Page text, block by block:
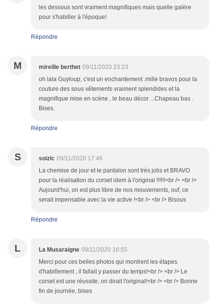
les dessous sont vraiment magnifiques mais quelle galère
pour s'habiller à l'époque!
Répondre
M mireille berthet 09/11/2020 23:23
oh lala Guyloup, c'est un enchantement .mille bravos pour la
couture des sous vêtements vraiment splendides et la
magnifique mise en scène , le beau décor ...Chapeau bas .
Bises.
Répondre
S soizic 09/11/2020 17:46
La chemise de jour et le pantalon sont très jolis et BRAVO
pour la réalisation du corset idem à l'original !!!!!!<br /> <br />
Aujourd'hui, on est plus libre de nos mouvements, ouf, ce
serait impensable avec la vie active !<br /> <br /> Bisous
Répondre
L La Musaraigne 09/11/2020 16:55
Merci pour ces belles photos qui montrent les étapes
d'habillement , il fallait y passer du temps!<br /> <br /> Le
corset est une réussite, on dirait l'original!<br /> <br /> Bonne
fin de journée, bises